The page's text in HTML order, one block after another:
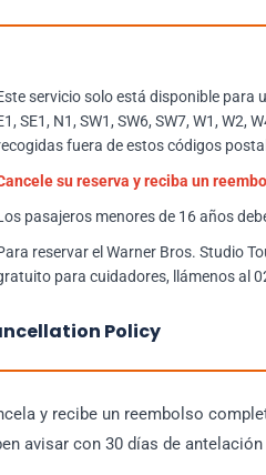
servicio solo está disponible para
SE1, N1, SW1, SW6, SW7, W1,
fuera de estos códigos
su reserva y reciba un
pasajeros menores de 16 años
reservar el Warner Bros. Studio
para cuidadores, llámenos al
Policy
y recibe un reembolso
avisar con 30 días de